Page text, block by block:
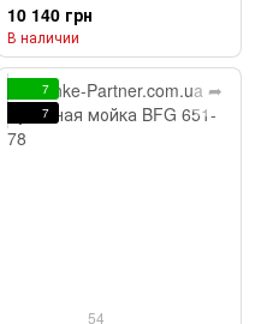
10 140 грн
В наличии
7
7
54